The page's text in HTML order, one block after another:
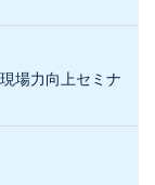
場力向上セミナ